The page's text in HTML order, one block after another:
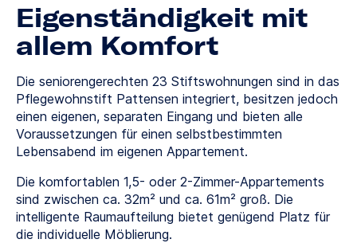
Eigenständigkeit mit
allem Komfort
Die seniorengerechten 23 Stiftswohnungen sind in das
Pflegewohnstift Pattensen integriert, besitzen jedoch
einen eigenen, separaten Eingang und bieten alle
Voraussetzungen für einen selbstbestimmten
Lebensabend im eigenen Appartement.
Die komfortablen 1,5- oder 2-Zimmer-Appartements
sind zwischen ca. 32m² und ca. 61m² groß. Die
intelligente Raumaufteilung bietet genügend Platz für
die individuelle Möblierung.